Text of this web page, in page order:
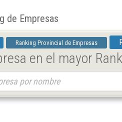
de Empresas
Ranking Provincial de Empresas
en el mayor